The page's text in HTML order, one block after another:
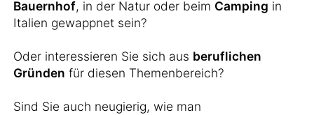
Bauernhof, in der Natur oder beim Camping in
Italien gewappnet sein?
Oder interessieren Sie sich aus beruflichen
Gründen für diesen Themenbereich?
Sind Sie auch neugierig, wie man